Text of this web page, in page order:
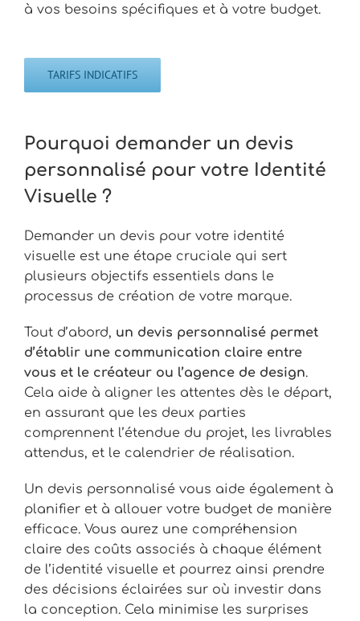
à vos besoins spécifiques et à votre budget.
TARIFS INDICATIFS
Pourquoi demander un devis
personnalisé pour votre Identité
Visuelle ?
Demander un devis pour votre identité
visuelle est une étape cruciale qui sert
plusieurs objectifs essentiels dans le
processus de création de votre marque.
Tout d’abord, un devis personnalisé permet
d’établir une communication claire entre
vous et le créateur ou l’agence de design.
Cela aide à aligner les attentes dès le départ,
en assurant que les deux parties
comprennent l’étendue du projet, les livrables
attendus, et le calendrier de réalisation.
Un devis personnalisé vous aide également à
planifier et à allouer votre budget de manière
efficace. Vous aurez une compréhension
claire des coûts associés à chaque élément
de l’identité visuelle et pourrez ainsi prendre
des décisions éclairées sur où investir dans
la conception. Cela minimise les surprises